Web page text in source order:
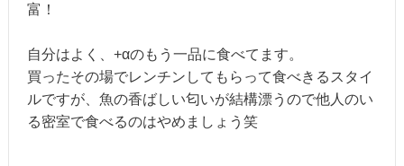
富！
自分はよく、+αのもう一品に食べてます。
買ったその場でレンチンしてもらって食べきるスタイ
ルですが、魚の香ばしい匂いが結構漂うので他人のい
る密室で食べるのはやめましょう笑